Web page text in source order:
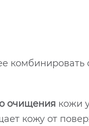
комбинировать
очищения кожи
кожу от